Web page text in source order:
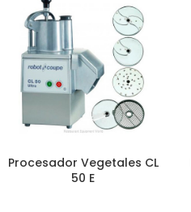
Procesador Vegetales CL
50 E